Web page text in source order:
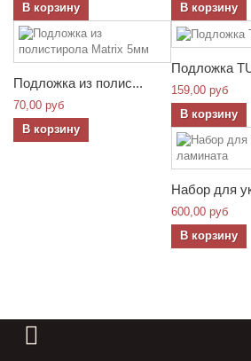
В корзину
В корзину
Подложка из полис...
70,00 руб
В корзину
Подложка
159,00 руб
В корзину
Набор для
600,00 руб
В корзину